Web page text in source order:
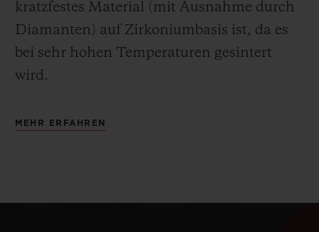
kratzfestes Material (mit Ausnahme durch
Diamanten) auf Zirkoniumbasis ist, da es
bei sehr hohen Temperaturen gesintert
wird.
MEHR ERFAHREN